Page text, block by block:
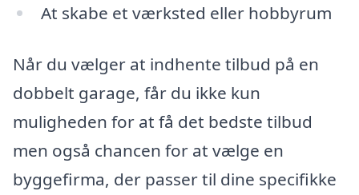
At skabe et værksted eller hobbyrum
Når du vælger at indhente tilbud på en
dobbelt garage, får du ikke kun
muligheden for at få det bedste tilbud
men også chancen for at vælge en
byggefirma, der passer til dine specifikke